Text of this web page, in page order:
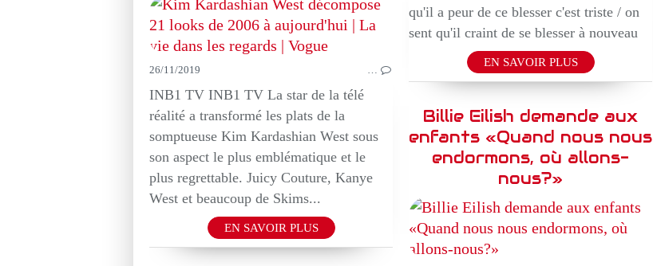
qu'il a peur de ce blesser c'est triste / on
sent qu'il craint de se blesser à nouveau
EN SAVOIR PLUS
BEAUTE
EPIQUE
TV REALITE
26/11/2019
INB1 TV INB1 TV La star de la télé
réalité a transformé les plats de la
somptueuse Kim Kardashian West sous
son aspect le plus emblématique et le
plus regrettable. Juicy Couture, Kanye
West et beaucoup de Skims...
EN SAVOIR PLUS
Billie Eilish demande aux
enfants «Quand nous nous
endormons, où allons-
nous?»